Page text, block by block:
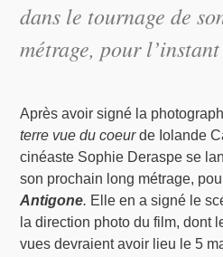
dans le tournage de
métrage, pour
Après avoir signé la
terre vue du coeurde Iolande
cinéaste Sophie Deraspe se
son prochain long métrage,
Antigone. Elle en a signé le
la direction photo du film, dont
vues devraient avoir lieu le 5